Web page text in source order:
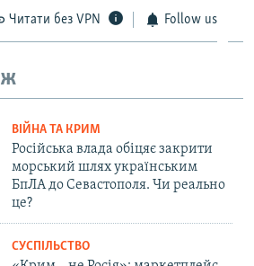
Читати без VPN Follow us
ВІЙНА ТА КРИМ
Російська влада обіцяє закрити
морський шлях українським
БпЛА до Севастополя. Чи реально
це?
СУСПІЛЬСТВО